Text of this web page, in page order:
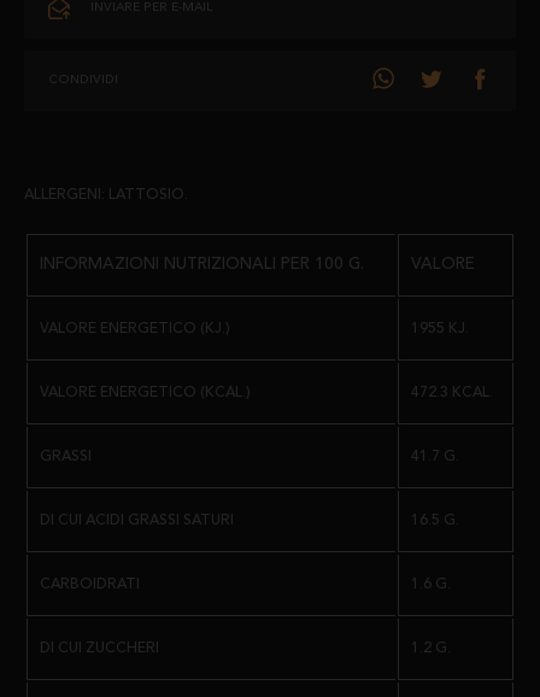
UNA SCATOLA DI LEGNO.
INVIARE PER E-MAIL
CONDIVIDI
ALLERGENI: LATTOSIO.
INFORMAZIONI NUTRIZIONALI PER 100 G. VALORE
VALORE ENERGETICO (KJ.) 1955 KJ.
VALORE ENERGETICO (KCAL.) 472.3 KCAL.
GRASSI 41.7 G.
DI CUI ACIDI GRASSI SATURI 16.5 G.
CARBOIDRATI 1.6 G.
DI CUI ZUCCHERI 1.2 G.